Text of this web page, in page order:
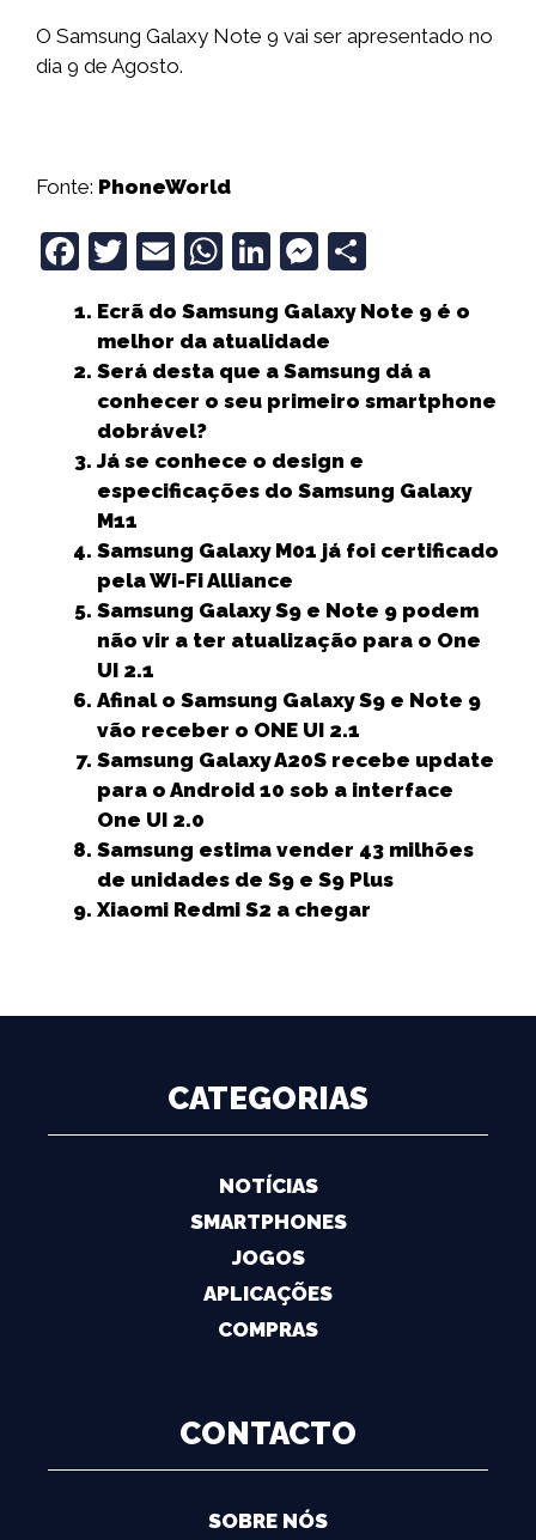
O Samsung Galaxy Note 9 vai ser apresentado no
dia 9 de Agosto.
Fonte: PhoneWorld
F
c
e
b
o
o
k
T
it
t
e
r
E
ai
l
W
a
ts
A
p
Li
k
e
dI
n
M
ss
e
n
e
a
r
e
Ecrã do Samsung Galaxy Note 9 é o
melhor da atualidade
Será desta que a Samsung dá a
conhecer o seu primeiro smartphone
dobrável?
Já se conhece o design e
especificações do Samsung Galaxy
M11
Samsung Galaxy M01 já foi certificado
pela Wi-Fi Alliance
Samsung Galaxy S9 e Note 9 podem
não vir a ter atualização para o One
UI 2.1
Afinal o Samsung Galaxy S9 e Note 9
vão receber o ONE UI 2.1
Samsung Galaxy A20S recebe update
para o Android 10 sob a interface
One UI 2.0
Samsung estima vender 43 milhões
de unidades de S9 e S9 Plus
Xiaomi Redmi S2 a chegar
CATEGORIAS
NOTÍCIAS
SMARTPHONES
JOGOS
APLICAÇÕES
COMPRAS
CONTACTO
SOBRE NÓS